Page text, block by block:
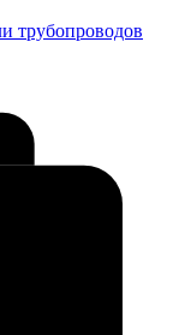
трубопроводов